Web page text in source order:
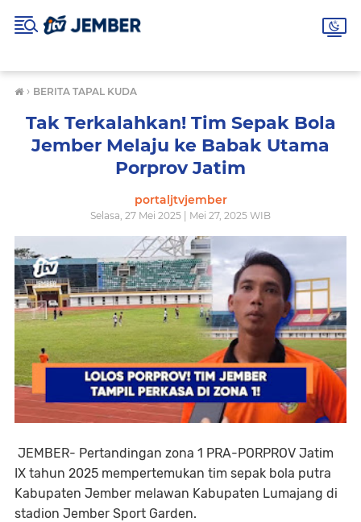
› BERITA TAPAL KUDA
Tak Terkalahkan! Tim Sepak Bola
Jember Melaju ke Babak Utama
Porprov Jatim
portaljtvjember
Selasa, 27 Mei 2025 | Mei 27, 2025 WIB
JEMBER- Pertandingan zona 1 PRA-PORPROV Jatim
IX tahun 2025 mempertemukan tim sepak bola putra
Kabupaten Jember melawan Kabupaten Lumajang di
stadion Jember Sport Garden.